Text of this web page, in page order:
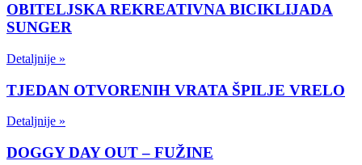
OBITELJSKA REKREATIVNA BICIKLIJADA
SUNGER
Detaljnije »
TJEDAN OTVORENIH VRATA ŠPILJE VRELO
Detaljnije »
DOGGY DAY OUT – FUŽINE